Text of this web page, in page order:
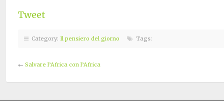
Tweet
Category: Il pensiero del giorno Tags:
← Salvare l’Africa con l’Africa